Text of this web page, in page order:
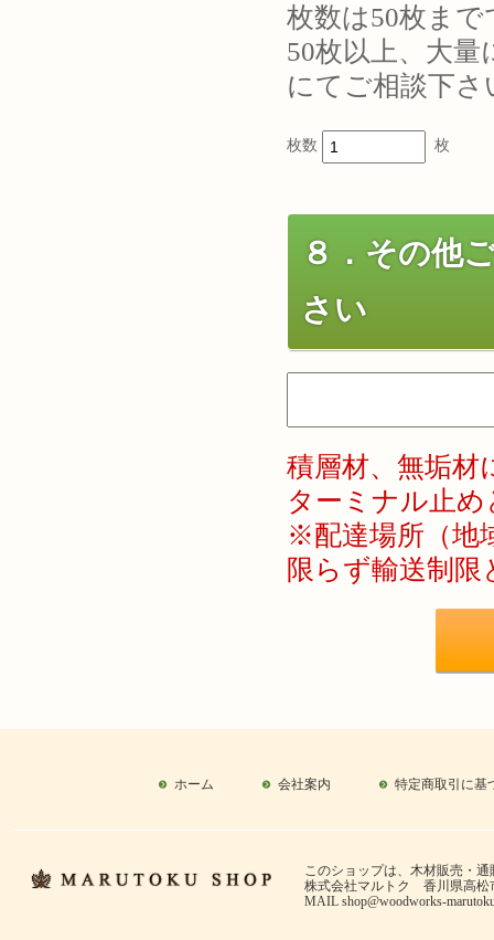
枚数は50枚ま
50枚以上、大
にてご相談下さ
枚数 枚
８．その他
さい
積層材、無垢材
ターミナル止
※配達場所（地
限らず輸送制
ホーム 会社案内 特定商取引に基
このショップは、木材販売・
株式会社マルトク 香川県高松
MAIL shop@woodworks-